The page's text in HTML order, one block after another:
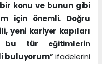
konu ve bunun gibi
için önemli. Doğru
yeni kariyer kapıları
bu tür eğitimlerin
buluyorum”ifadelerini